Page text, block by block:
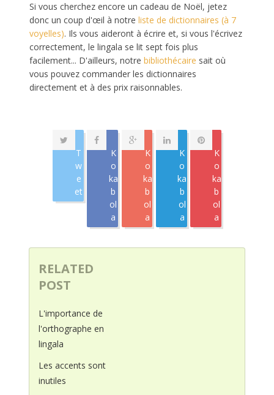
Si vous cherchez encore un cadeau de Noël, jetez
donc un coup d'œil à notre liste de dictionnaires (à 7
voyelles). Ils vous aideront à écrire et, si vous l'écrivez
correctement, le lingala se lit sept fois plus
facilement... D'ailleurs, notre bibliothécaire sait où
vous pouvez commander les dictionnaires
directement et à des prix raisonnables.
T
w
e
et
K
o
ka
b
ol
a
K
o
ka
b
ol
a
K
o
ka
b
ol
a
K
o
ka
b
ol
a
RELATED
POST
L'importance de
l'orthographe en
lingala
Les accents sont
inutiles